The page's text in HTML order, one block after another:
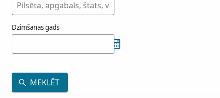
Dzimšanas gads
MEKLĒT